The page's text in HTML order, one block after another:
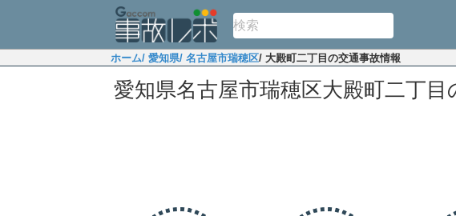
ホーム/ 愛知県/ 名古屋市瑞穂区/ 大殿町二丁目の交通事故情報
愛知県名古屋市瑞穂区大殿町二丁目